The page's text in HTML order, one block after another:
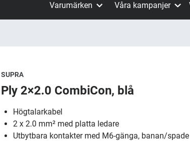
Varumärken Våra kampanjer
SUPRA
Ply 2×2.0 CombiCon, blå
Högtalarkabel
2 x 2.0 mm² med platta ledare
Utbytbara kontakter med M6-gänga, banan/spade